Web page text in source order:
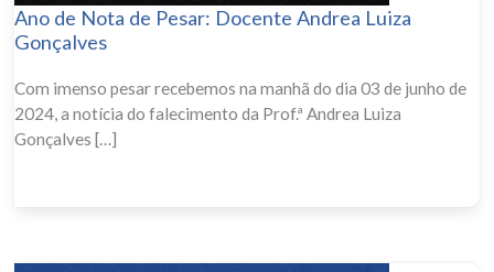
Ano de Nota de Pesar: Docente Andrea Luiza
Gonçalves
Com imenso pesar recebemos na manhã do dia 03 de junho de
2024, a notícia do falecimento da Prof.ª Andrea Luiza
Gonçalves […]